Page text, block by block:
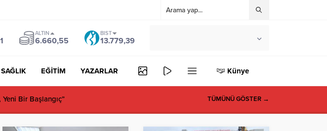
ALTIN
6.660,55
BIST
13.779,39
SAĞLIK EĞİTİM YAZARLAR Künye
Bir Başlangıç” TÜMÜNÜ GÖSTER →